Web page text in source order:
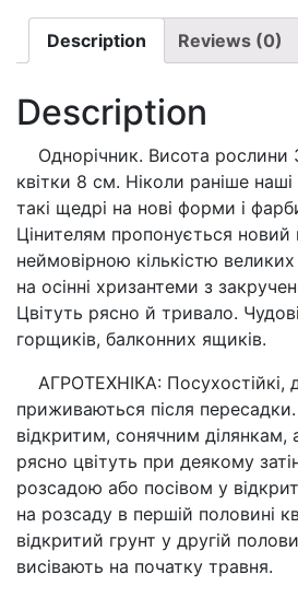
сніг
Бархатцы
снег
(вага
0,1г.)
quantity
Description Reviews (0)
Description
Однорічник. Висота рослини
квітки 8 см. Ніколи раніше наші
такі щедрі на нові форми і
Цінителям пропонується новий
неймовірною кількістю великих
на осінні хризантеми з
Цвітуть рясно й тривало. Чудові
горщиків, балконних ящиків.
АГРОТЕХНІКА: Посухостійкі,
приживаються після
відкритим, сонячним ділянкам,
рясно цвітуть при деякому
розсадою або посівом у
на розсаду в першій половині
відкритий грунт у другій
висівають на початку травня.